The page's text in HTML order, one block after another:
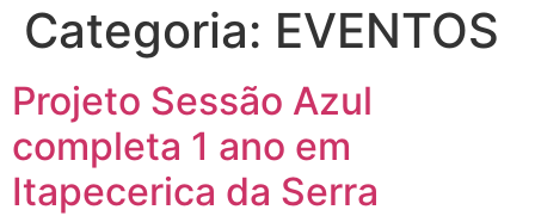
Categoria: EVENTOS
Projeto Sessão Azul
completa 1 ano em
Itapecerica da Serra